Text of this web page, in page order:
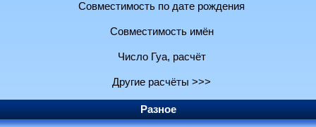
Совместимость по дате рождения
Совместимость имён
Число Гуа, расчёт
Другие расчёты >>>
Разное